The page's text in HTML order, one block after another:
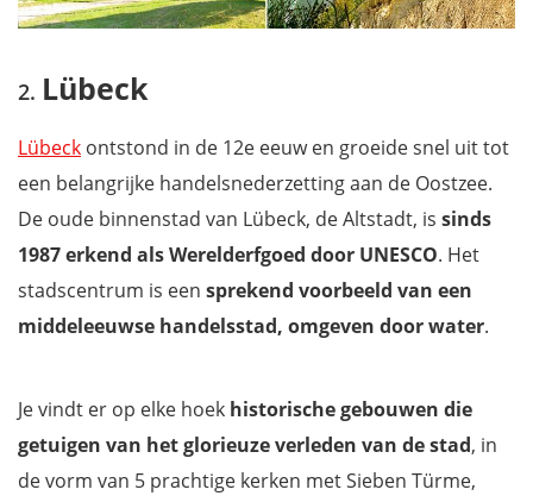
Lübeck
Lübeck ontstond in de 12e eeuw en groeide snel uit tot
een belangrijke handelsnederzetting aan de Oostzee.
De oude binnenstad van Lübeck, de Altstadt, is sinds
1987 erkend als Werelderfgoed door UNESCO. Het
stadscentrum is een sprekend voorbeeld van een
middeleeuwse handelsstad, omgeven door water.
Je vindt er op elke hoek historische gebouwen die
getuigen van het glorieuze verleden van de stad, in
de vorm van 5 prachtige kerken met Sieben Türme,